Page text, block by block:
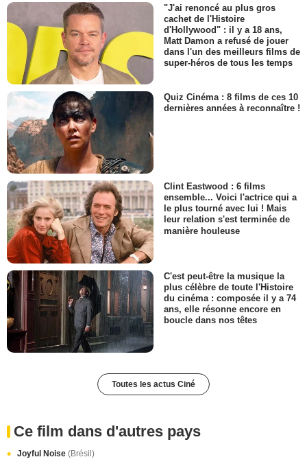
"J'ai renoncé au plus gros
cachet de l'Histoire
d'Hollywood" : il y a 18 ans,
Matt Damon a refusé de jouer
dans l'un des meilleurs films de
super-héros de tous les temps
Quiz Cinéma : 8 films de ces 10
dernières années à reconnaître !
Clint Eastwood : 6 films
ensemble... Voici l'actrice qui a
le plus tourné avec lui ! Mais
leur relation s'est terminée de
manière houleuse
C'est peut-être la musique la
plus célèbre de toute l'Histoire
du cinéma : composée il y a 74
ans, elle résonne encore en
boucle dans nos têtes
Toutes les actus Ciné
Ce film dans d'autres pays
Joyful Noise (Brésil)